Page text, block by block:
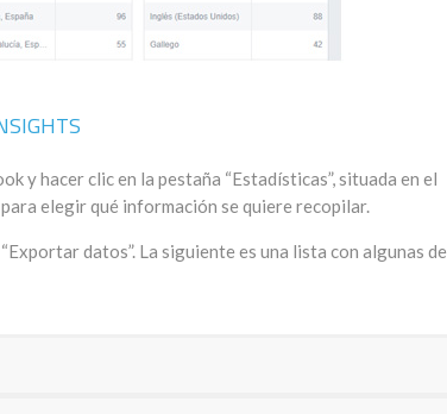
y hacer clic en la pestaña “Estadísticas”, situada en el
elegir qué información se quiere recopilar.
datos”. La siguiente es una lista con algunas de